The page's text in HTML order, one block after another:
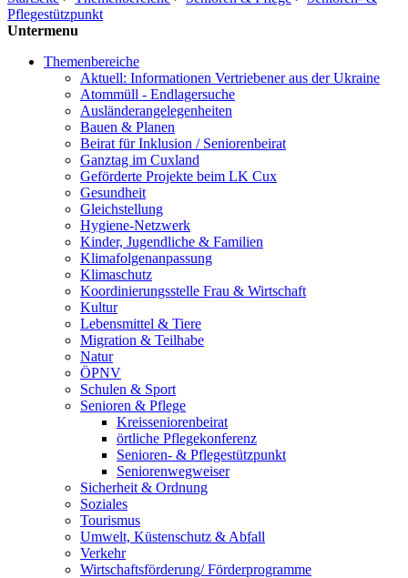
Pflegestützpunkt
Untermenu
Themenbereiche
Aktuell: Informationen Vertriebener aus der Ukraine
Atommüll - Endlagersuche
Ausländerangelegenheiten
Bauen & Planen
Beirat für Inklusion / Seniorenbeirat
Ganztag im Cuxland
Geförderte Projekte beim LK Cux
Gesundheit
Gleichstellung
Hygiene-Netzwerk
Kinder, Jugendliche & Familien
Klimafolgenanpassung
Klimaschutz
Koordinierungsstelle Frau & Wirtschaft
Kultur
Lebensmittel & Tiere
Migration & Teilhabe
Natur
ÖPNV
Schulen & Sport
Senioren & Pflege
Kreisseniorenbeirat
örtliche Pflegekonferenz
Senioren- & Pflegestützpunkt
Seniorenwegweiser
Sicherheit & Ordnung
Soziales
Tourismus
Umwelt, Küstenschutz & Abfall
Verkehr
Wirtschaftsförderung/ Förderprogramme